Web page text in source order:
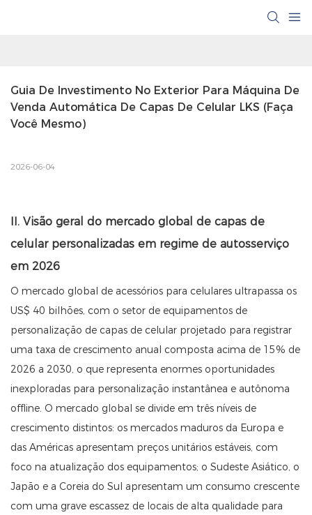
Guia De Investimento No Exterior Para Máquina De
Venda Automática De Capas De Celular LKS (Faça
Você Mesmo)
2026-06-04
II. Visão geral do mercado global de capas de
celular personalizadas em regime de autosserviço
em 2026
O mercado global de acessórios para celulares ultrapassa os
US$ 40 bilhões, com o setor de equipamentos de
personalização de capas de celular projetado para registrar
uma taxa de crescimento anual composta acima de 15% de
2026 a 2030, o que representa enormes oportunidades
inexploradas para personalização instantânea e autônoma
offline. O mercado global se divide em três níveis de
crescimento distintos: os mercados maduros da Europa e
das Américas apresentam preços unitários estáveis, com
foco na atualização dos equipamentos; o Sudeste Asiático, o
Japão e a Coreia do Sul apresentam um consumo crescente
com uma grave escassez de locais de alta qualidade para